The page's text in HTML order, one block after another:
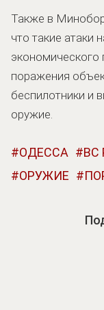
Также в
что такие атаки
экономического
поражения
беспилотники и
оружие.
ОДЕССА ВС
ОРУЖИЕ